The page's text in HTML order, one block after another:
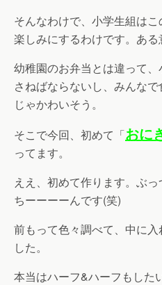
そんなわけで、小学生組は
楽しみにするわけです。ある
幼稚園のお弁当とは違って
さねばならないし、みんな
じゃかわいそう。
そこで今回、初めて「おに
ってます。
ええ、初めて作ります。ぶ
ちーーーーんです(笑)
前もって色々調べて、中に
した。
本当はハーフ&ハーフもした